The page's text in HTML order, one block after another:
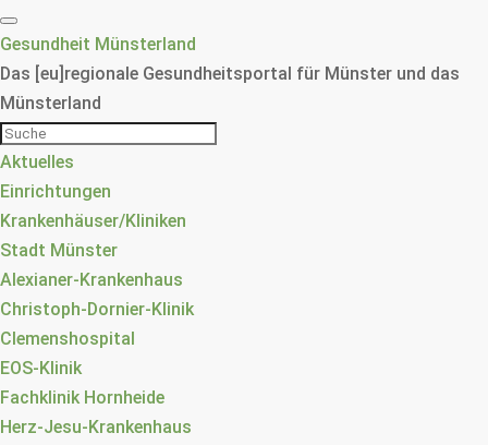
Gesundheit Münsterland
Das [eu]regionale Gesundheitsportal für Münster und das
Münsterland
Aktuelles
Einrichtungen
Krankenhäuser/Kliniken
Stadt Münster
Alexianer-Krankenhaus
Christoph-Dornier-Klinik
Clemenshospital
EOS-Klinik
Fachklinik Hornheide
Herz-Jesu-Krankenhaus